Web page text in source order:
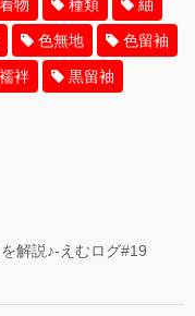
着物 種類 紬
色無地 色留袖
袢 黒留袖
解説♪-えむログ#19